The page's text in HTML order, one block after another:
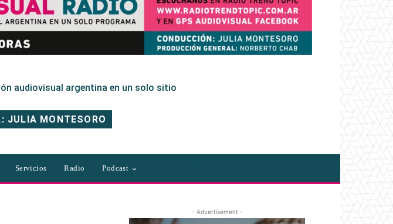
audiovisual argentina en un solo sitio
JULIA MONTESORO
Servicios Radio Podcast
- Advertisement -